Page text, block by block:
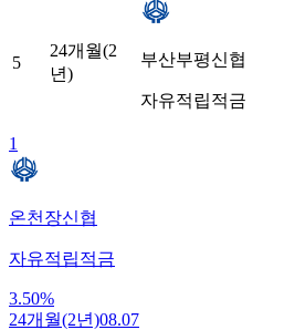
5
24개월(2
년)
부산부평신협
자유적립적금
1
온천장신협
자유적립적금
3.50%
24개월(2년)08.07